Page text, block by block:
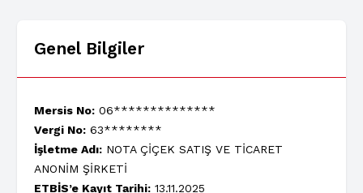
Genel Bilgiler
Mersis No: 06**************
Vergi No: 63********
İşletme Adı: NOTA ÇİÇEK SATIŞ VE TİCARET
ANONİM ŞİRKETİ
ETBİS’e Kayıt Tarihi: 13.11.2025